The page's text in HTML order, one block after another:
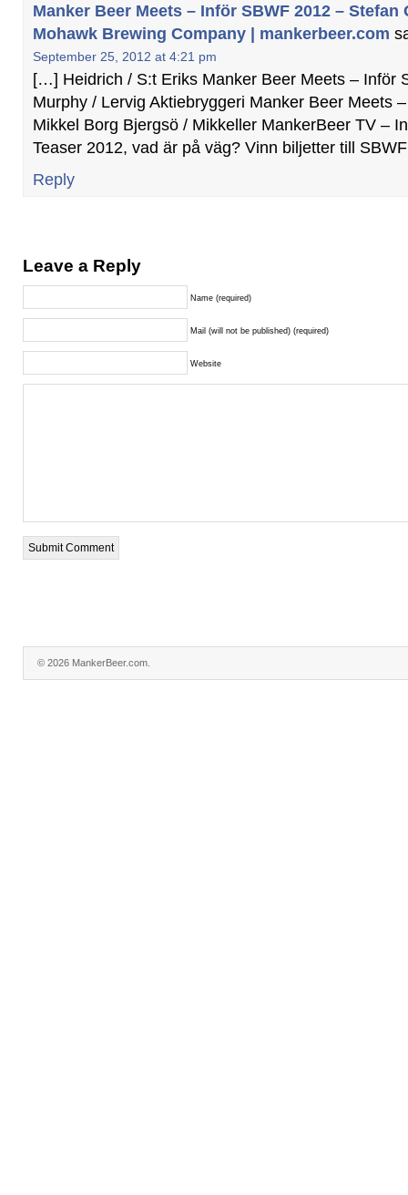
Manker Beer Meets – Inför SBWF 2012 – Stefan
Mohawk Brewing Company | mankerbeer.com
September 25, 2012 at 4:21 pm
[…] Heidrich / S:t Eriks Manker Beer Meets – Inför
Murphy / Lervig Aktiebryggeri Manker Beer Meets
Mikkel Borg Bjergsö / Mikkeller MankerBeer TV –
Teaser 2012, vad är på väg? Vinn biljetter till
Reply
Leave a Reply
Name (required)
Mail (will not be published) (required)
Website
© 2026 MankerBeer.com.